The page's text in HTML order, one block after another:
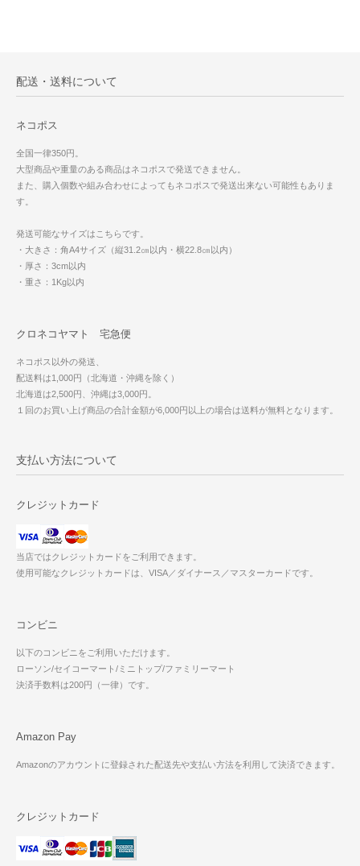
配送・送料について
ネコポス
全国一律350円。
大型商品や重量のある商品はネコポスで発送できません。
また、購入個数や組み合わせによってもネコポスで発送出来ない可能性もありま
す。
発送可能なサイズはこちらです。
・大きさ：角A4サイズ（縦31.2㎝以内・横22.8㎝以内）
・厚さ：3cm以内
・重さ：1Kg以内
クロネコヤマト 宅急便
ネコポス以外の発送、
配送料は1,000円（北海道・沖縄を除く）
北海道は2,500円、沖縄は3,000円。
１回のお買い上げ商品の合計金額が6,000円以上の場合は送料が無料となります。
支払い方法について
クレジットカード
当店ではクレジットカードをご利用できます。
使用可能なクレジットカードは、VISA／ダイナース／マスターカードです。
コンビニ
以下のコンビニをご利用いただけます。
ローソン/セイコーマート/ミニトップ/ファミリーマート
決済手数料は200円（一律）です。
Amazon Pay
Amazonのアカウントに登録された配送先や支払い方法を利用して決済できます。
クレジットカード